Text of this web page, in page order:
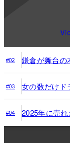
#02 鎌倉が舞台の
#03 女の数だけド
#04 2025年に売